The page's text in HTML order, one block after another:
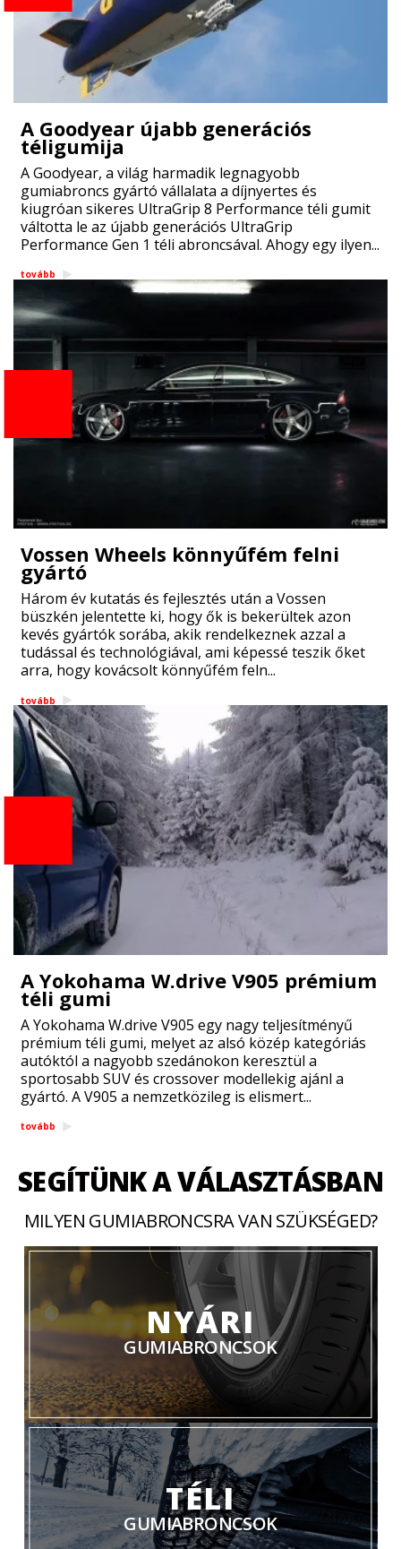
A Goodyear újabb generációs
téligumija
A Goodyear, a világ harmadik legnagyobb
gumiabroncs gyártó vállalata a díjnyertes és
kiugróan sikeres UltraGrip 8 Performance téli gumit
váltotta le az újabb generációs UltraGrip
Performance Gen 1 téli abroncsával. Ahogy egy ilyen...
tovább
Vossen Wheels könnyűfém felni
gyártó
Három év kutatás és fejlesztés után a Vossen
büszkén jelentette ki, hogy ők is bekerültek azon
kevés gyártók sorába, akik rendelkeznek azzal a
tudással és technológiával, ami képessé teszik őket
arra, hogy kovácsolt könnyűfém feln...
tovább
A Yokohama W.drive V905 prémium
téli gumi
A Yokohama W.drive V905 egy nagy teljesítményű
prémium téli gumi, melyet az alsó közép kategóriás
autóktól a nagyobb szedánokon keresztül a
sportosabb SUV és crossover modellekig ajánl a
gyártó. A V905 a nemzetközileg is elismert...
tovább
SEGÍTÜNK A VÁLASZTÁSBAN
MILYEN GUMIABRONCSRA VAN SZÜKSÉGED?
NYÁRI
GUMIABRONCSOK
TÉLI
GUMIABRONCSOK